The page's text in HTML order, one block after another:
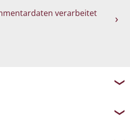
verarbeitet